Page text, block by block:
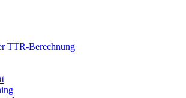
TTR-Berechnung